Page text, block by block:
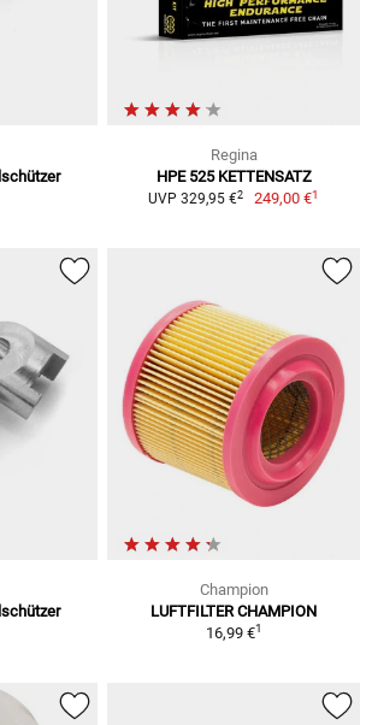
Regina
HPE 525 KETTENSATZ
UVP 329,95 €2 249,00 €1
Champion
LUFTFILTER CHAMPION
16,99 €1